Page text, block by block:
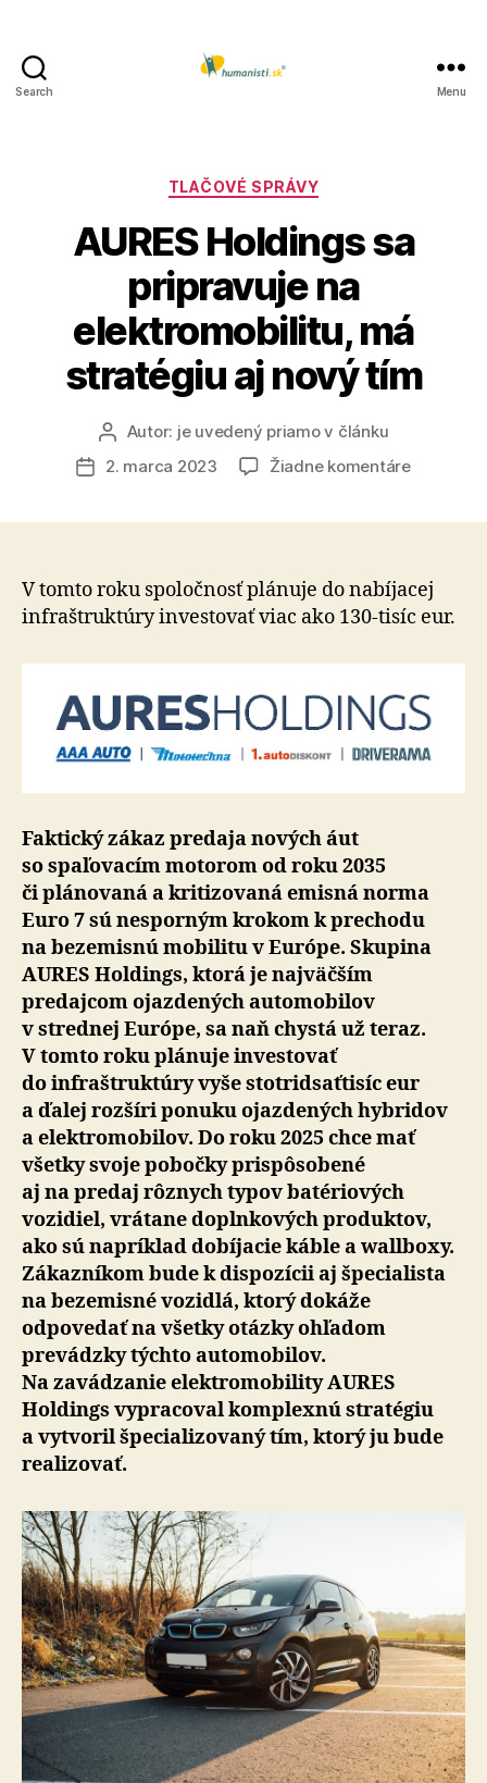
Search Menu
Kategórie
TLAČOVÉ SPRÁVY
AURES Holdings sa
pripravuje na
elektromobilitu, má
stratégiu aj nový tím
Autor
článku
Autor: je uvedený priamo v článku
Dátum
2. marca 2023 Žiadne komentárena
na
nový
tím
V tomto roku spoločnosť plánuje do nabíjacej
infraštruktúry investovať viac ako 130-tisíc eur.
Faktický zákaz predaja nových áut
so spaľovacím motorom od roku 2035
či plánovaná a kritizovaná emisná norma
Euro 7 sú nesporným krokom k prechodu
na bezemisnú mobilitu v Európe. Skupina
AURES Holdings, ktorá je najväčším
predajcom ojazdených automobilov
v strednej Európe, sa naň chystá už teraz.
V tomto roku plánuje investovať
do infraštruktúry vyše stotridsaťtisíc eur
a ďalej rozšíri ponuku ojazdených hybridov
a elektromobilov. Do roku 2025 chce mať
všetky svoje pobočky prispôsobené
aj na predaj rôznych typov batériových
vozidiel, vrátane doplnkových produktov,
ako sú napríklad dobíjacie káble a wallboxy.
Zákazníkom bude k dispozícii aj špecialista
na bezemisné vozidlá, ktorý dokáže
odpovedať na všetky otázky ohľadom
prevádzky týchto automobilov.
Na zavádzanie elektromobility AURES
Holdings vypracoval komplexnú stratégiu
a vytvoril špecializovaný tím, ktorý ju bude
realizovať.